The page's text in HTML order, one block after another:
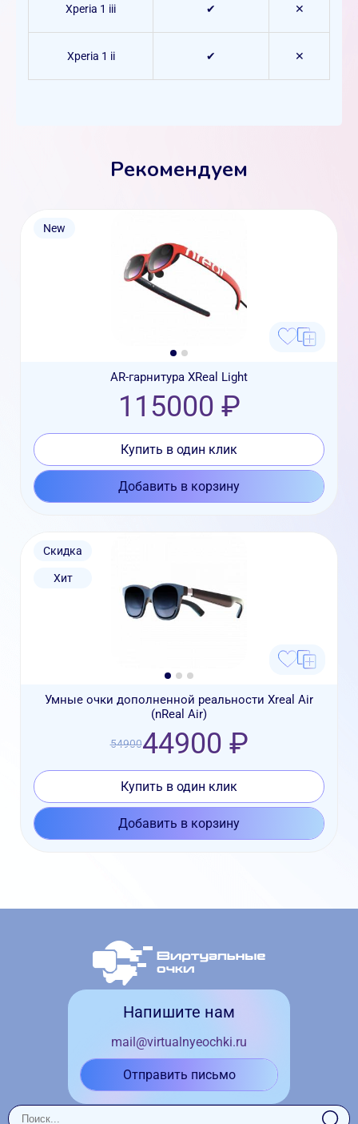
Xperia 1 iii ✔ ✕
Xperia 1 ii ✔ ✕
Рекомендуем
New
AR-гарнитура XReal Light
115000 ₽
Купить в один клик
Добавить в корзину
Скидка
Хит
Умные очки дополненной реальности Xreal Air
(nReal Air)
5490044900 ₽
Купить в один клик
Добавить в корзину
Напишите нам
mail@virtualnyeochki.ru
Отправить письмо